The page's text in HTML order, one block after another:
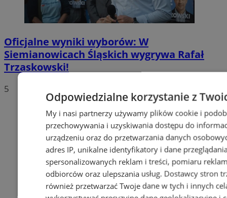
Oficjalne wyniki wyborów: W
Siemianowicach Śląskich wygrywa Rafał
Trzaskowski!
5
Odpowiedzialne korzystanie z
My i nasi partnerzy używamy plików cookie i
przechowywania i uzyskiwania dostępu do
urządzeniu oraz do przetwarzania danych
adres IP, unikalne identyfikatory i dane
spersonalizowanych reklam i treści, pomiaru
odbiorców oraz ulepszania usług. Dostawcy stron
również przetwarzać Twoje dane w tych i innych